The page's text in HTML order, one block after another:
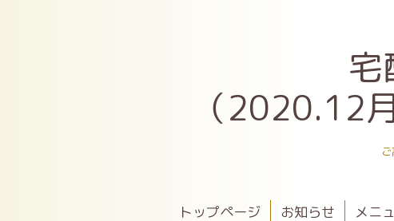
宅
（2020.12
トップページ お知らせ メニ